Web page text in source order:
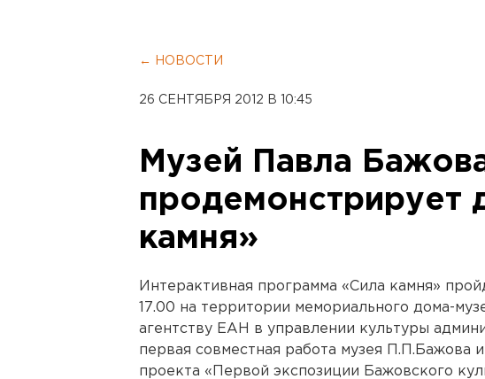
← НОВОСТИ
26 СЕНТЯБРЯ 2012 В 10:45
Музей Павла
продемонстрирует
камня»
Интерактивная программа «Сила камня»
17.00 на территории мемориального дома-
агентству ЕАН в управлении культуры
первая совместная работа музея П.П.Бажова
проекта «Первой экспозиции Бажовского